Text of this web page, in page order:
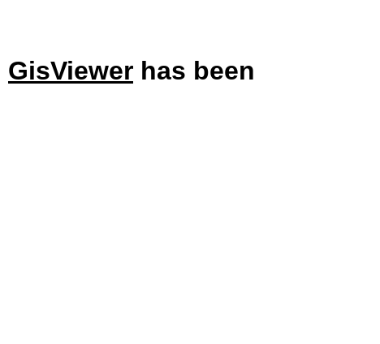
GisViewer has been